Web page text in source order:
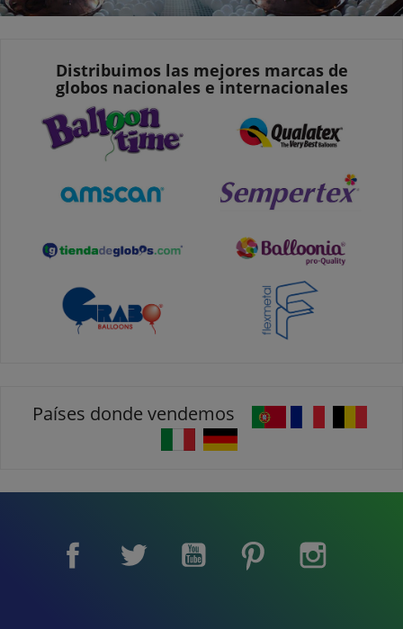
Distribuimos las mejores marcas de
globos nacionales e internacionales
Países donde vendemos
Facebook Twitter YouTube Pinterest